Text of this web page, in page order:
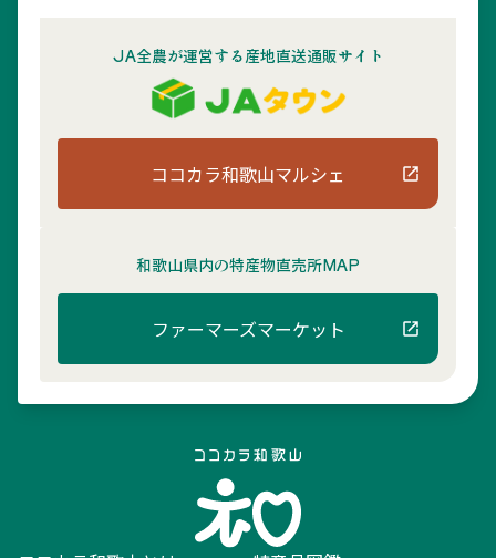
JA全農が運営する産地直送通販サイト
ココカラ和歌山マルシェ
和歌山県内の特産物直売所MAP
ファーマーズマーケット